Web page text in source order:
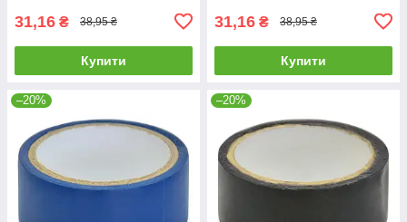
31,16 ₴ 38,95 ₴
Купити
31,16 ₴ 38,95 ₴
Купити
–20% –20%